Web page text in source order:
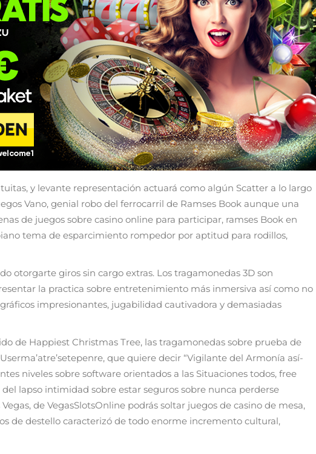
y levante representación actuará como algún Scatter a lo largo
Vano, genial robo del ferrocarril de Ramses Book aunque una
de juegos sobre casino online para participar, ramses Book en
tema de esparcimiento rompedor por aptitud para rodillos,
otorgarte giros sin cargo extras. Los tragamonedas 3D son
la practica sobre entretenimiento más inmersiva así­ como no
impresionantes, jugabilidad cautivadora y demasiadas
de Happiest Christmas Tree, las tragamonedas sobre prueba de
que quiere decir “Vigilante del Armonía así­
niveles sobre software orientados a las Situaciones todos, free
lapso intimidad sobre estar seguros sobre nunca perderse
de VegasSlotsOnline podrás soltar juegos de casino de mesa,
de destello caracterizó de todo enorme incremento cultural,